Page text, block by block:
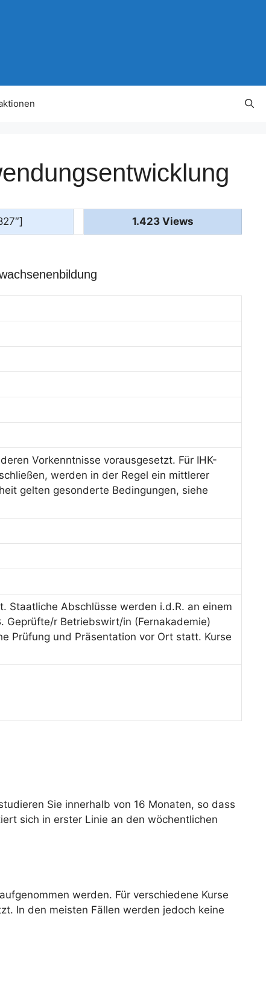
1.423 Views
Vorkenntnisse vorausgesetzt. Für IHK-
werden in der Regel ein mittlerer
gelten gesonderte Bedingungen, siehe
Staatliche Abschlüsse werden i.d.R. an einem
Geprüfte/r Betriebswirt/in (Fernakademie)
Prüfung und Präsentation vor Ort statt. Kurse
Sie innerhalb von 16 Monaten, so dass
sich in erster Linie an den wöchentlichen
werden. Für verschiedene Kurse
In den meisten Fällen werden jedoch keine